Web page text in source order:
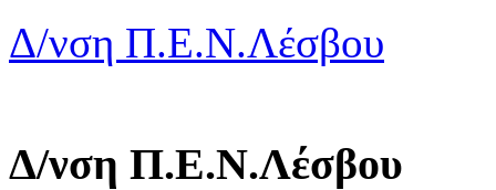
Δ/νση Π.Ε.Ν.Λέσβου
Δ/νση Π.Ε.Ν.Λέσβου